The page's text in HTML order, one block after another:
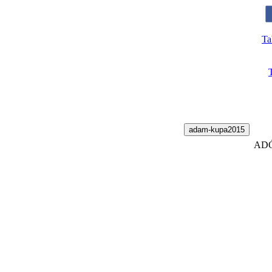
adam-kupa2015